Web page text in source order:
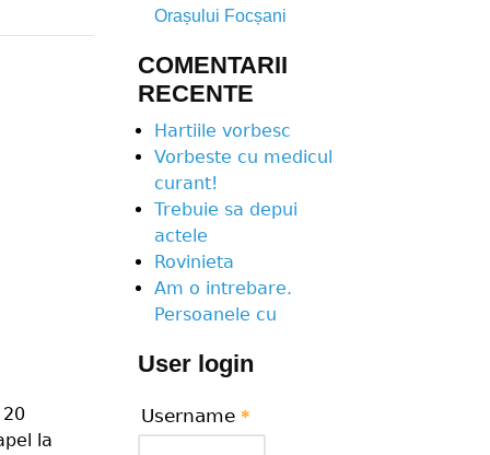
la
Orașului Focșani
COMENTARII
RECENTE
Hartiile vorbesc
Vorbeste cu medicul
curant!
Trebuie sa depui
actele
Rovinieta
Am o intrebare.
Persoanele cu
User login
Username *